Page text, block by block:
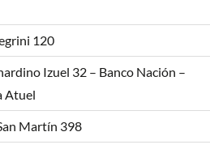
120
Izuel 32 – Banco Nación –
Atuel
Martín 398